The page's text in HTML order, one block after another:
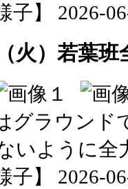
子】 2026-
火）若葉班
グラウン
いように全
子】 2026-